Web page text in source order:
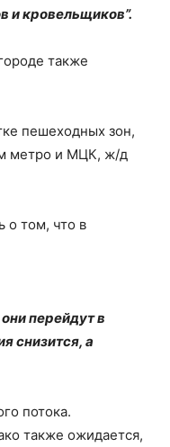
и кровельщиков”.
также
пешеходных зон,
метро и МЦК, ж/д
о том, что в
перейдут в
снизится, а
потока.
также ожидается,